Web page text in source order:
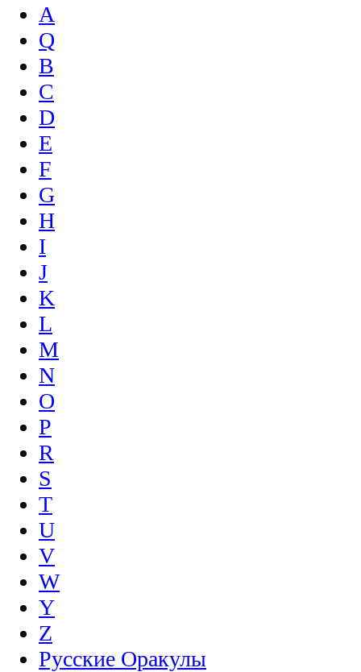
A
Q
B
C
D
E
F
G
H
I
J
K
L
M
N
O
P
R
S
T
U
V
W
Y
Z
Русские Оракулы